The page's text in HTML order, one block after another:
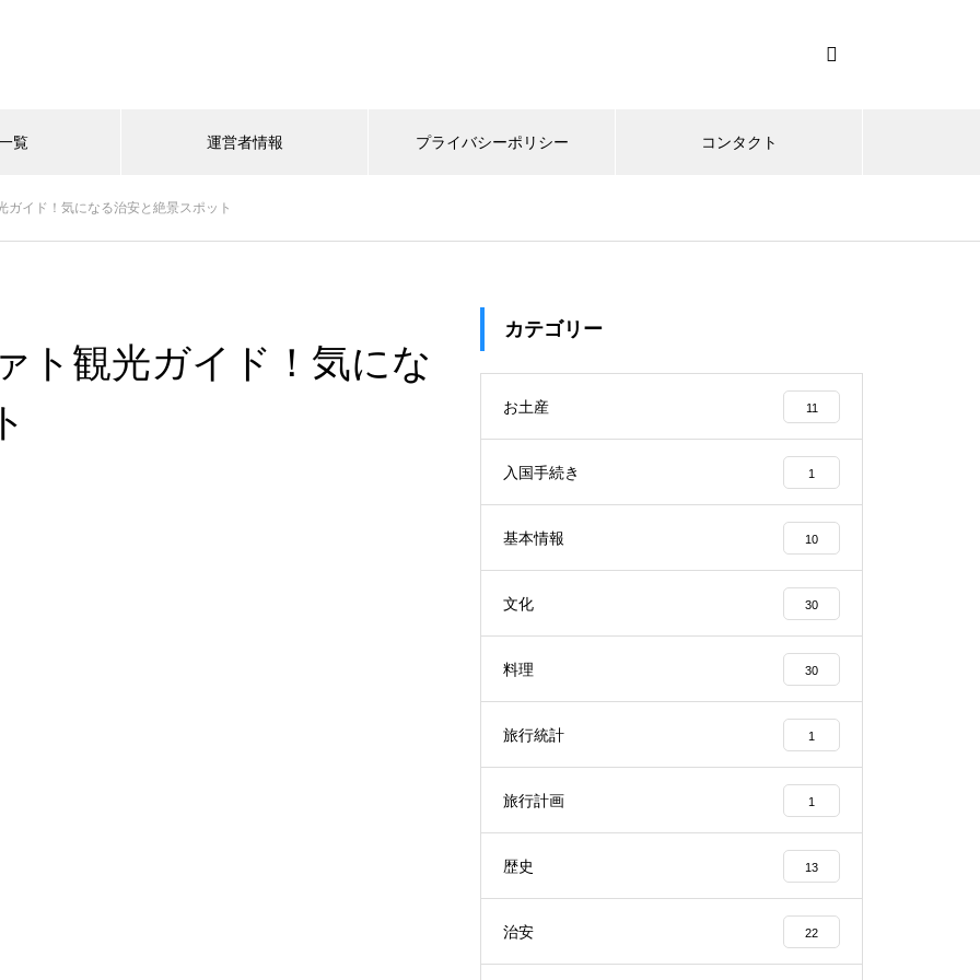
覧 運営者情報 プライバシーポリシー コンタクト
ガイド！気になる治安と絶景スポット
ト観光ガイド！気にな
カテゴリー
お土産 11
入国手続き 1
基本情報 10
文化 30
料理 30
旅行統計 1
旅行計画 1
歴史 13
治安 22